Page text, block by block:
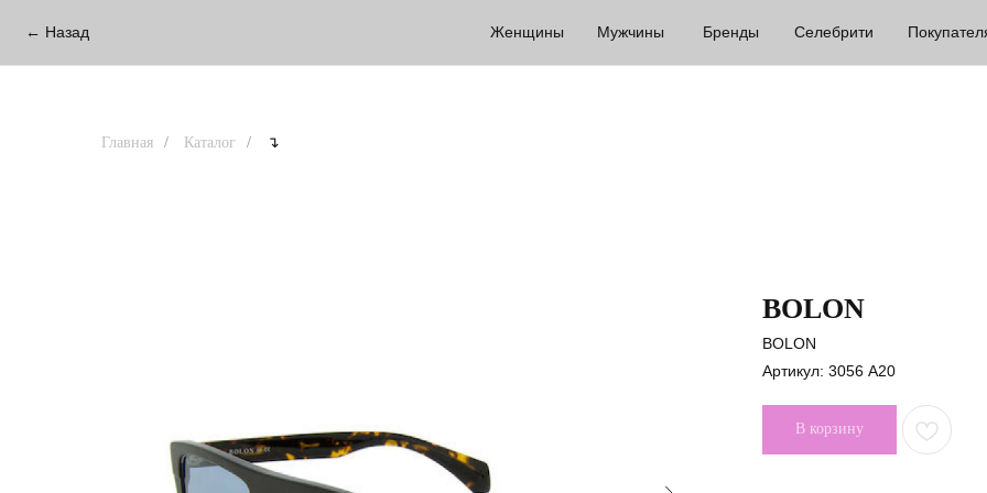
Селебрити
Женщины Бренды
Мужчины
← Назад
Главная / Каталог / ↴
BOLON
BOLON
Артикул: 3056 A20
В корзину